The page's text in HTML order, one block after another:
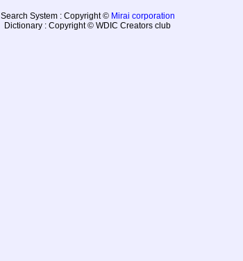
Search System : Copyright © Mirai corporation
Dictionary : Copyright © WDIC Creators club